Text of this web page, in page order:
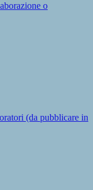
o
(da pubblicare in